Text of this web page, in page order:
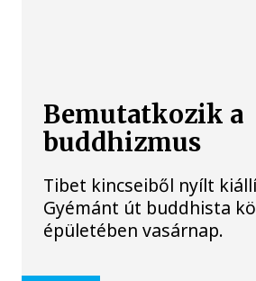
Bemutatkozik a
buddhizmus
Tibet kincseiből nyílt
Gyémánt út buddhista
épületében vasárnap.